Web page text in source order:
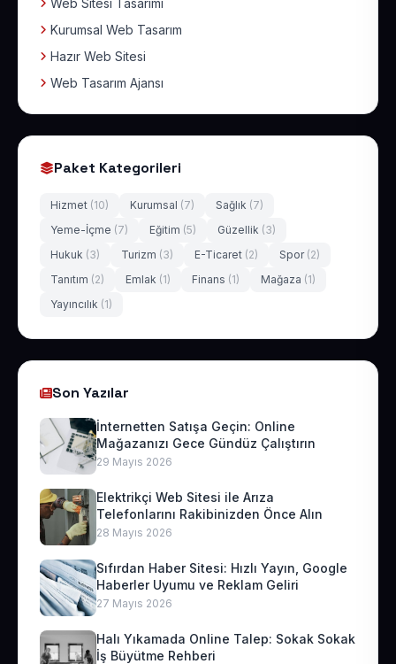
Web Sitesi Tasarımı
Kurumsal Web Tasarım
Hazır Web Sitesi
Web Tasarım Ajansı
Paket Kategorileri
Hizmet (10) Kurumsal (7) Sağlık (7)
Yeme-İçme (7) Eğitim (5) Güzellik (3)
Hukuk (3) Turizm (3) E-Ticaret (2) Spor (2)
Tanıtım (2) Emlak (1) Finans (1) Mağaza (1)
Yayıncılık (1)
Son Yazılar
İnternetten Satışa Geçin: Online
Mağazanızı Gece Gündüz Çalıştırın
29 Mayıs 2026
Elektrikçi Web Sitesi ile Arıza
Telefonlarını Rakibinizden Önce Alın
28 Mayıs 2026
Sıfırdan Haber Sitesi: Hızlı Yayın, Google
Haberler Uyumu ve Reklam Geliri
27 Mayıs 2026
Halı Yıkamada Online Talep: Sokak Sokak
İş Büyütme Rehberi